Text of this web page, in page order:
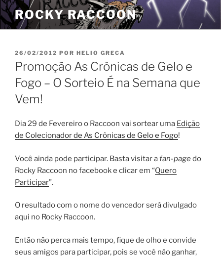
Pular
para
o
ROCKY RACCOON
PUBLICADO
EM
26/02/2012 POR HELIO GRECA
Promoção As Crônicas de Gelo e
Fogo – O Sorteio É na Semana que
Vem!
Dia 29 de Fevereiro o Raccoon vai sortear uma Edição
de Colecionador de As Crônicas de Gelo e Fogo!
Você ainda pode participar. Basta visitar afan-pagedo
Rocky Raccoon no facebook e clicar em “Quero
Participar”.
O resultado com o nome do vencedor será divulgado
aqui no Rocky Raccoon.
Então não perca mais tempo, fique de olho e convide
seus amigos para participar, pois se você não ganhar,